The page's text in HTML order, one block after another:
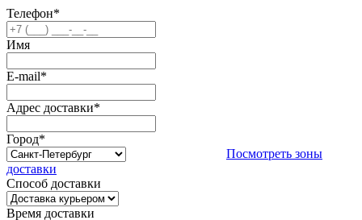
Телефон*
Имя
E-mail*
Адрес доставки*
Город*
Посмотреть зоны
доставки
Способ доставки
Время доставки